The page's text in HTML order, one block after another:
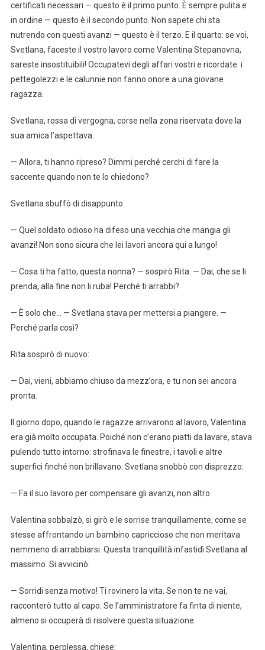
certificati necessari — questo è il primo punto. È sempre pulita e
in ordine — questo è il secondo punto. Non sapete chi sta
nutrendo con questi avanzi — questo è il terzo. E il quarto: se voi,
Svetlana, faceste il vostro lavoro come Valentina Stepanovna,
sareste insostituibili! Occupatevi degli affari vostri e ricordate: i
pettegolezzi e le calunnie non fanno onore a una giovane
ragazza.
Svetlana, rossa di vergogna, corse nella zona riservata dove la
sua amica l’aspettava.
— Allora, ti hanno ripreso? Dimmi perché cerchi di fare la
saccente quando non te lo chiedono?
Svetlana sbuffò di disappunto.
— Quel soldato odioso ha difeso una vecchia che mangia gli
avanzi! Non sono sicura che lei lavori ancora qui a lungo!
— Cosa ti ha fatto, questa nonna? — sospirò Rita. — Dai, che se li
prenda, alla fine non li ruba! Perché ti arrabbi?
— È solo che… — Svetlana stava per mettersi a piangere. —
Perché parla così?
Rita sospirò di nuovo:
— Dai, vieni, abbiamo chiuso da mezz’ora, e tu non sei ancora
pronta.
Il giorno dopo, quando le ragazze arrivarono al lavoro, Valentina
era già molto occupata. Poiché non c’erano piatti da lavare, stava
pulendo tutto intorno: strofinava le finestre, i tavoli e altre
superfici finché non brillavano. Svetlana snobbò con disprezzo:
— Fa il suo lavoro per compensare gli avanzi, non altro.
Valentina sobbalzò, si girò e le sorrise tranquillamente, come se
stesse affrontando un bambino capriccioso che non meritava
nemmeno di arrabbiarsi. Questa tranquillità infastidì Svetlana al
massimo. Si avvicinò:
— Sorridi senza motivo! Ti rovinero la vita. Se non te ne vai,
racconterò tutto al capo. Se l’amministratore fa finta di niente,
almeno si occuperà di risolvere questa situazione.
Valentina, perplessa, chiese: